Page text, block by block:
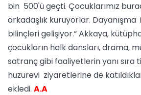
bin 500'ü geçti. Çocuklarımız
arkadaşlık kuruyorlar.
bilinçleri gelişiyor.” Akkaya,
çocukların halk dansları, drama,
satranç gibi faaliyetlerin yanı sıra
huzurevi ziyaretlerine de
ekledi. A.A